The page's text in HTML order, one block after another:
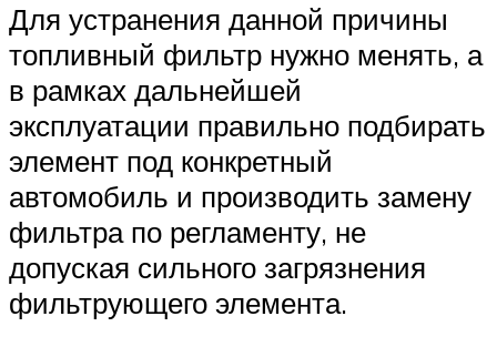
Для устранения данной причины
топливный фильтр нужно менять, а
в рамках дальнейшей
эксплуатации правильно подбирать
элемент под конкретный
автомобиль и производить замену
фильтра по регламенту, не
допуская сильного загрязнения
фильтрующего элемента.